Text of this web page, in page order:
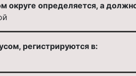
округе определяется, а
регистрируются в: